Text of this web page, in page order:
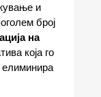
и
број
на
која го
елиминира